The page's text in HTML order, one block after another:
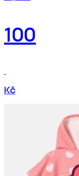
100
Kč